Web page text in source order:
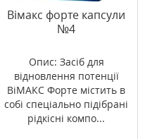
Вімакс форте капсули
№4
Опис: Засіб для
відновлення потенції
ВіМАКС Форте містить в
собі спеціально підібрані
рідкісні компо...